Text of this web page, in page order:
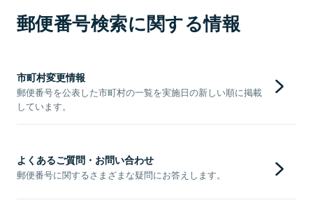
郵便番号検索に関する情報
市町村変更情報
郵便番号を公表した市町村の一覧を実施日の新しい順に掲載
しています。
よくあるご質問・お問い合わせ
郵便番号に関するさまざまな疑問にお答えします。